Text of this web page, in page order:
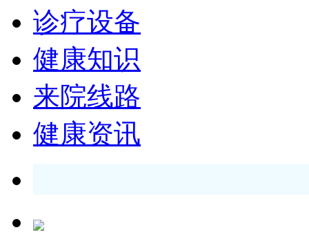
诊疗设备
健康知识
来院线路
健康资讯